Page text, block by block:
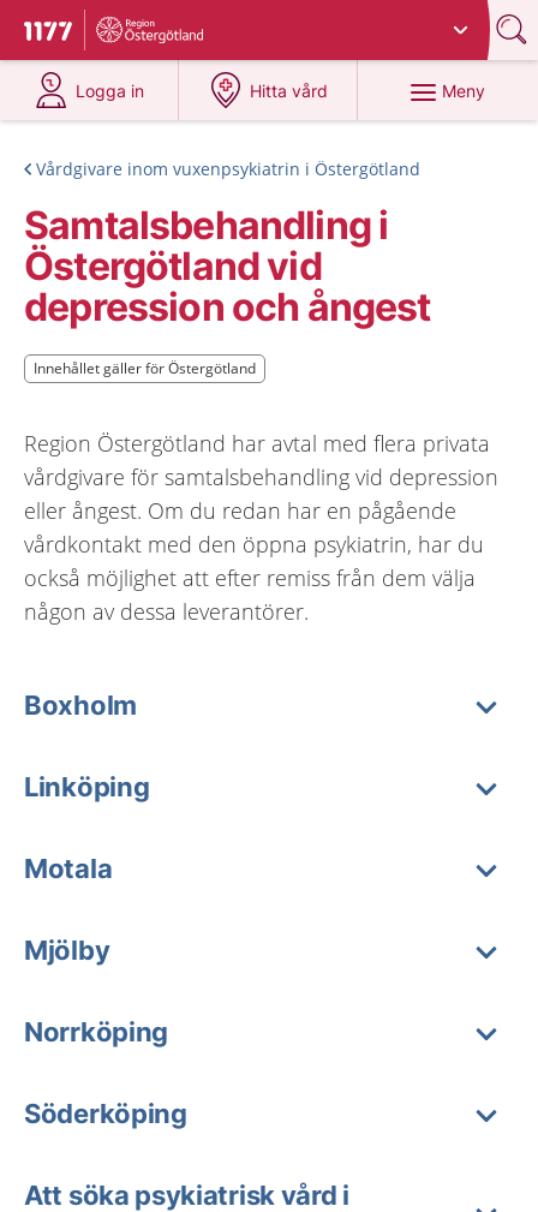
Till startsidan för 1177
Du har valt region
Logga in
på 1177.se
Hitta vård
på 1177.se
Meny
Vårdgivare inom vuxenpsykiatrin i Östergötland
Samtalsbehandling i
Östergötland vid
depression och ångest
Innehållet gäller för Östergötland
Innehållet gäller för Östergötland
Region Östergötland har avtal med flera privata
vårdgivare för samtalsbehandling vid depression
eller ångest. Om du redan har en pågående
vårdkontakt med den öppna psykiatrin, har du
också möjlighet att efter remiss från dem välja
någon av dessa leverantörer.
Boxholm
Linköping
Motala
Mjölby
Norrköping
Söderköping
Att söka psykiatrisk vård i